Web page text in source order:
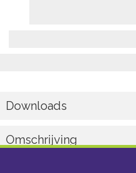
Downloads
Omschrijving